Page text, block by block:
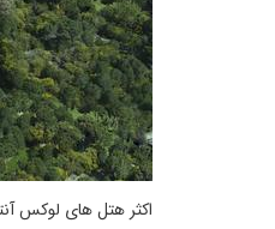
اکثر هتل های لوکس